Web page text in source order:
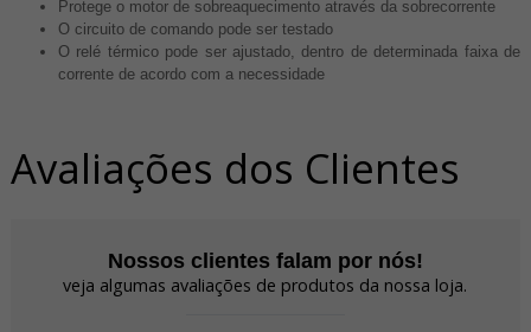
Protege o motor de sobreaquecimento através da sobrecorrente
O circuito de comando pode ser testado
O relé térmico pode ser ajustado, dentro de determinada faixa de
corrente de acordo com a necessidade
Avaliações dos Clientes
Nossos clientes falam por nós!
veja algumas avaliações de produtos da nossa loja.